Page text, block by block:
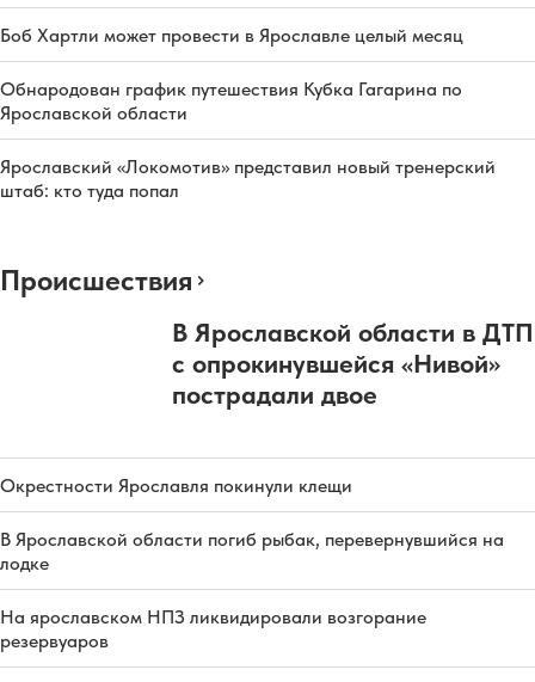
Боб Хартли может провести в Ярославле целый месяц
Обнародован график путешествия Кубка Гагарина по
Ярославской области
Ярославский «Локомотив» представил новый тренерский
штаб: кто туда попал
Происшествия
В Ярославской области в ДТП
с опрокинувшейся «Нивой»
пострадали двое
Окрестности Ярославля покинули клещи
В Ярославской области погиб рыбак, перевернувшийся на
лодке
На ярославском НПЗ ликвидировали возгорание
резервуаров